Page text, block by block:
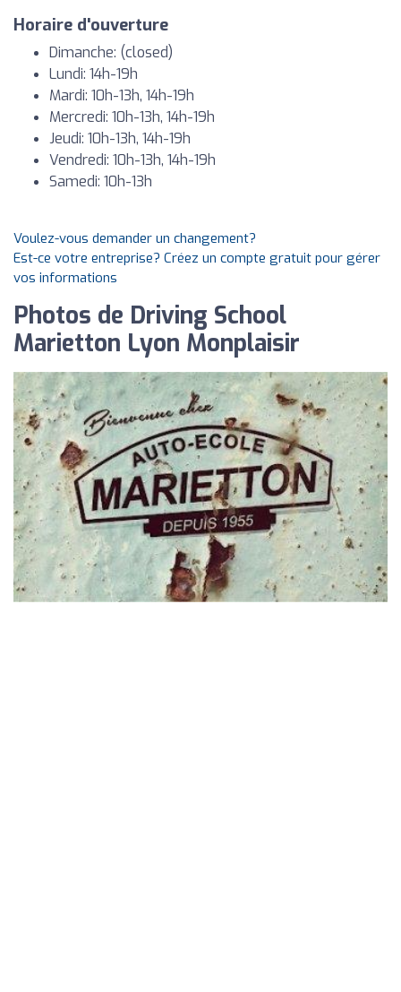
Horaire d'ouverture
Dimanche: (closed)
Lundi: 14h-19h
Mardi: 10h-13h, 14h-19h
Mercredi: 10h-13h, 14h-19h
Jeudi: 10h-13h, 14h-19h
Vendredi: 10h-13h, 14h-19h
Samedi: 10h-13h
Voulez-vous demander un changement?
Est-ce votre entreprise? Créez un compte gratuit pour gérer
vos informations
Photos de Driving School
Marietton Lyon Monplaisir